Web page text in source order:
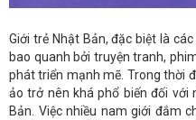
Giới trẻ Nhật Bản, đặc biệt là
bao quanh bởi truyện tranh,
phát triển mạnh mẽ. Trong thời
ảo trở nên khá phổ biến đối
Bản. Việc nhiều nam giới đắm